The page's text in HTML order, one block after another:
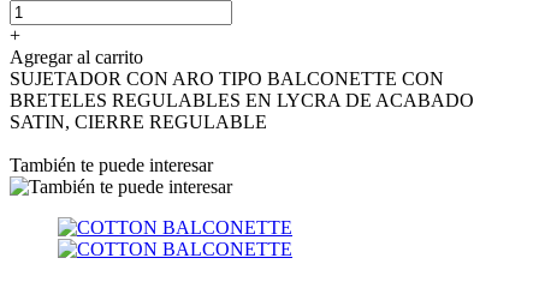
+
Agregar al carrito
SUJETADOR CON ARO TIPO BALCONETTE CON
BRETELES REGULABLES EN LYCRA DE ACABADO
SATIN, CIERRE REGULABLE
También te puede interesar